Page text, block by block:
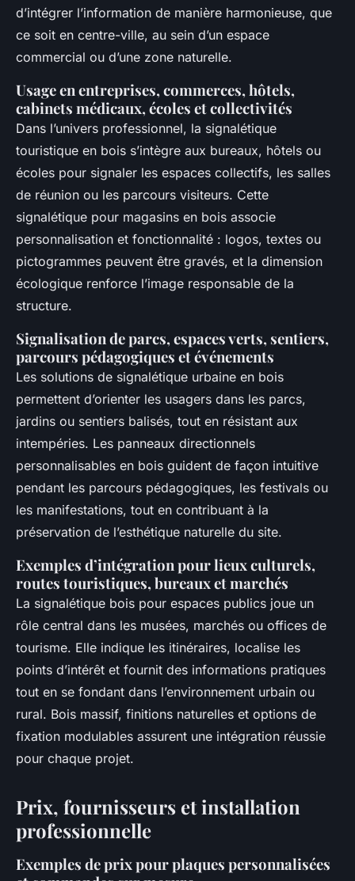
d’intégrer l’information de manière harmonieuse, que
ce soit en centre-ville, au sein d’un espace
commercial ou d’une zone naturelle.
Usage en entreprises, commerces, hôtels,
cabinets médicaux, écoles et collectivités
Dans l’univers professionnel, la signalétique
touristique en bois s’intègre aux bureaux, hôtels ou
écoles pour signaler les espaces collectifs, les salles
de réunion ou les parcours visiteurs. Cette
signalétique pour magasins en bois associe
personnalisation et fonctionnalité : logos, textes ou
pictogrammes peuvent être gravés, et la dimension
écologique renforce l’image responsable de la
structure.
Signalisation de parcs, espaces verts, sentiers,
parcours pédagogiques et événements
Les solutions de signalétique urbaine en bois
permettent d’orienter les usagers dans les parcs,
jardins ou sentiers balisés, tout en résistant aux
intempéries. Les panneaux directionnels
personnalisables en bois guident de façon intuitive
pendant les parcours pédagogiques, les festivals ou
les manifestations, tout en contribuant à la
préservation de l’esthétique naturelle du site.
Exemples d’intégration pour lieux culturels,
routes touristiques, bureaux et marchés
La signalétique bois pour espaces publics joue un
rôle central dans les musées, marchés ou offices de
tourisme. Elle indique les itinéraires, localise les
points d’intérêt et fournit des informations pratiques
tout en se fondant dans l’environnement urbain ou
rural. Bois massif, finitions naturelles et options de
fixation modulables assurent une intégration réussie
pour chaque projet.
Prix, fournisseurs et installation
professionnelle
Exemples de prix pour plaques personnalisées